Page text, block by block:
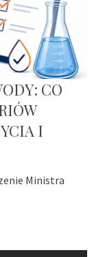
CO
I
Ministra